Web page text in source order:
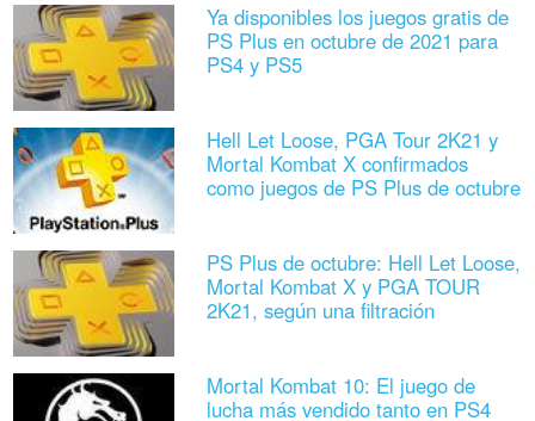
Ya disponibles los juegos gratis de
PS Plus en octubre de 2021 para
PS4 y PS5
Hell Let Loose, PGA Tour 2K21 y
Mortal Kombat X confirmados
como juegos de PS Plus de octubre
PS Plus de octubre: Hell Let Loose,
Mortal Kombat X y PGA TOUR
2K21, según una filtración
Mortal Kombat 10: El juego de
lucha más vendido tanto en PS4